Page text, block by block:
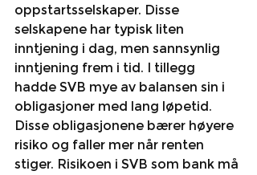
oppstartsselskaper. Disse
selskapene har typisk liten
inntjening i dag, men sannsynlig
inntjening frem i tid. I tillegg
hadde SVB mye av balansen sin i
obligasjoner med lang løpetid.
Disse obligasjonene bærer høyere
risiko og faller mer når renten
stiger. Risikoen i SVB som bank må